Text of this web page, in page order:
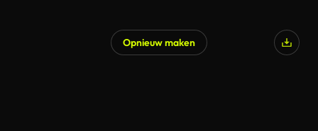
Opnieuw maken